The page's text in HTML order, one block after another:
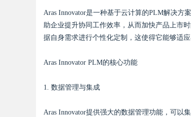
Aras Innovator是一种基于云计算的PLM解决方
助企业提升协同工作效率，从而加快产品上市
据自身需求进行个性化定制，这使得它能够适应
Aras Innovator PLM的核心功能
1. 数据管理与集成
Aras Innovator提供强大的数据管理功能，可以